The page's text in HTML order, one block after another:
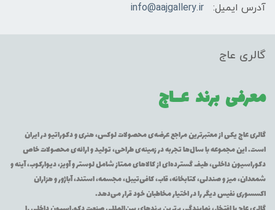
آدرس ایمیل:
info@aajgallery.ir
گالری عاج
معرفی برند عــاج
گالری عاج یکی از معتبرترین مراجع عرضه‌ی محصولات لوکس، هنری و دکوراتیو در ایران
است. این مجموعه با سال‌ها تجربه در زمینه‌ی طراحی، تولید و ارائه‌ی محصولات خاص
دکوراسیون داخلی، طیف گسترده‌ای از کالاهای ممتاز شامل لوستر و آویز، دیوارکوب، آینه و
شمعدان، میز و صندلی، کتابخانه، قاب، کافی‌تیبل، مجسمه، استند، آباژور و هزاران
اکسسوری نفیس دیگر را در اختیار مخاطبان خود قرار می‌دهد.